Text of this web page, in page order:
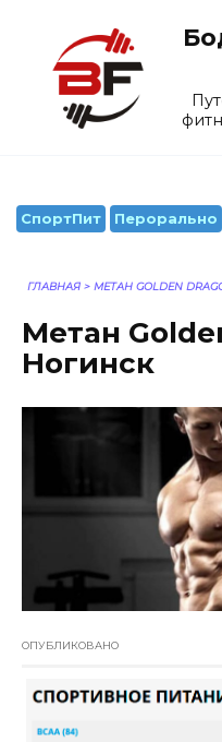
содержанию
СпортПит Перорально
ГЛАВНАЯ > МЕТАН GOLDEN
Метан
Ногинск
ОПУБЛИКОВАНО